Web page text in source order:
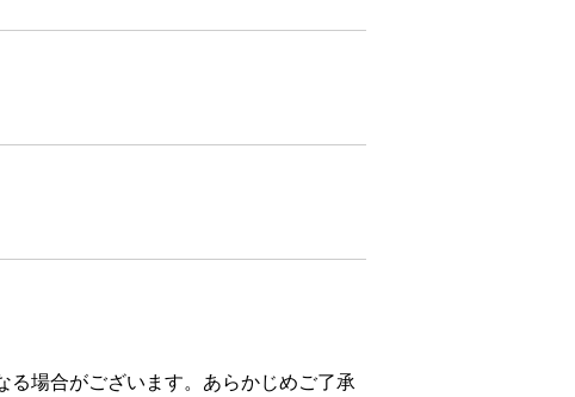
場合がございます。あらかじめご了承